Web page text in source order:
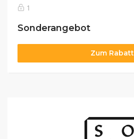
1
Sonderangebot
Zum Rabatt